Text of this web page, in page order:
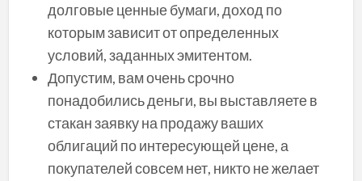
долговые ценные бумаги, доход по
которым зависит от определенных
условий, заданных эмитентом.
Допустим, вам очень срочно
понадобились деньги, вы выставляете в
стакан заявку на продажу ваших
облигаций по интересующей цене, а
покупателей совсем нет, никто не желает